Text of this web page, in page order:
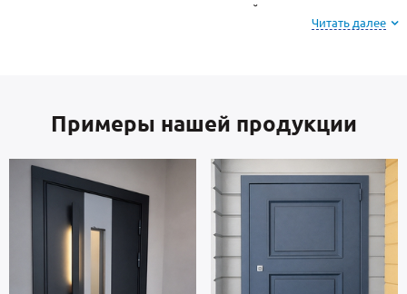
температурах, поэтому поверхность устойчива к механическим
повреждениям, атмосферным явлениям и морозам.
представленных на сайте или из образцов у
мастера по замерам.
В основе двери — стальные листы и многоконтурный профиль
российского производства, толщиной 2 мм. Внутренняя сторона:
МДФ. В комплектацию двери входят замки 4-го класса
В полости створки находится утепление пеноплекс. Уплотнение:
Читать далее
Примеры нашей продукции